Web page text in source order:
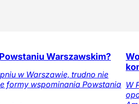
Warszawskim?
w Warszawie, trudno nie
formy wspominania Powstania W